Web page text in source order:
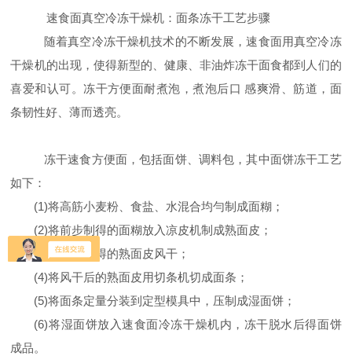
速食面真空冷冻干燥机：面条冻干工艺步骤
随着真空冷冻干燥机技术的不断发展，速食面用真空冷冻
干燥机的出现，使得新型的、健康、非油炸冻干面食都到人们的
喜爱和认可。冻干方便面耐煮泡，煮泡后口 感爽滑、筋道，面
条韧性好、薄而透亮。
冻干速食方便面，包括面饼、调料包，其中面饼冻干工艺
如下：
(1)将高筋小麦粉、食盐、水混合均勻制成面糊；
(2)将前步制得的面糊放入凉皮机制成熟面皮；
(3)将前步制得的熟面皮风干；
(4)将风干后的熟面皮用切条机切成面条；
(5)将面条定量分装到定型模具中，压制成湿面饼；
(6)将湿面饼放入速食面冷冻干燥机内，冻干脱水后得面饼
成品。